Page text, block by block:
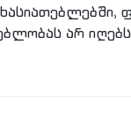
არ